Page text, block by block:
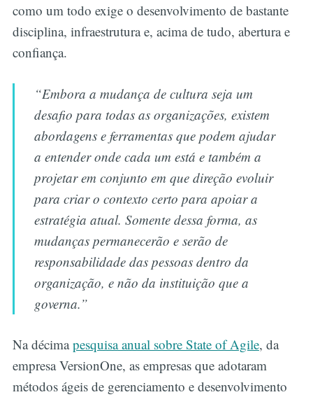
como um todo exige o desenvolvimento de bastante
disciplina, infraestrutura e, acima de tudo, abertura e
confiança.
“Embora a mudança de cultura seja um
desafio para todas as organizações, existem
abordagens e ferramentas que podem ajudar
a entender onde cada um está e também a
projetar em conjunto em que direção evoluir
para criar o contexto certo para apoiar a
estratégia atual. Somente dessa forma, as
mudanças permanecerão e serão de
responsabilidade das pessoas dentro da
organização, e não da instituição que a
governa.”
Na décimapesquisa anual sobre State of Agile, da
empresa VersionOne, as empresas que adotaram
métodos ágeis de gerenciamento e desenvolvimento